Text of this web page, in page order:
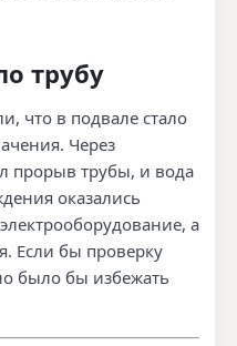
трубу
что в подвале стало
Через
прорыв трубы, и вода
оказались
а
Если бы проверку
было бы избежать